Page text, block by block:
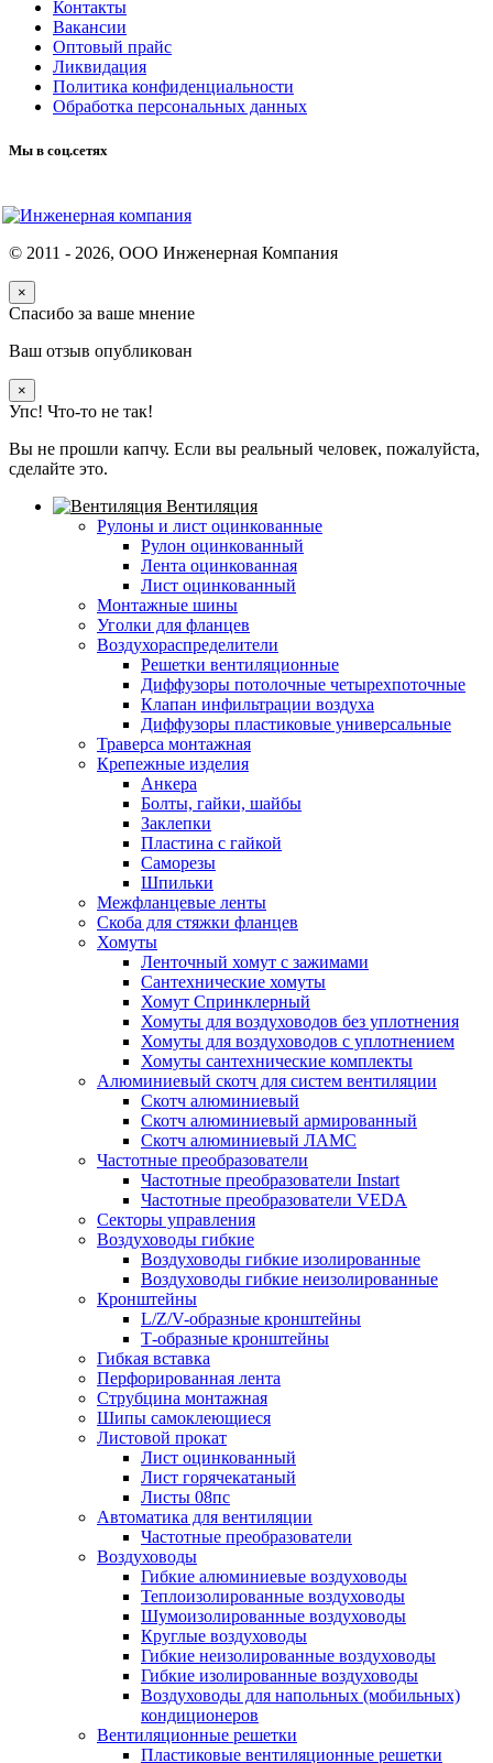
Контакты
Вакансии
Оптовый прайс
Ликвидация
Политика конфиденциальности
Обработка персональных данных
Мы в соц.сетях
© 2011 - 2026, ООО Инженерная Компания
×
Спасибо за ваше мнение
Ваш отзыв опубликован
×
Упс! Что-то не так!
Вы не прошли капчу. Если вы реальный человек, пожалуйста,
сделайте это.
Вентиляция
Рулоны и лист оцинкованные
Рулон оцинкованный
Лента оцинкованная
Лист оцинкованный
Монтажные шины
Уголки для фланцев
Воздухораспределители
Решетки вентиляционные
Диффузоры потолочные четырехпоточные
Клапан инфильтрации воздуха
Диффузоры пластиковые универсальные
Траверса монтажная
Крепежные изделия
Анкера
Болты, гайки, шайбы
Заклепки
Пластина с гайкой
Саморезы
Шпильки
Межфланцевые ленты
Скоба для стяжки фланцев
Хомуты
Ленточный хомут с зажимами
Сантехнические хомуты
Хомут Спринклерный
Хомуты для воздуховодов без уплотнения
Хомуты для воздуховодов с уплотнением
Хомуты сантехнические комплекты
Алюминиевый скотч для систем вентиляции
Скотч алюминиевый
Скотч алюминиевый армированный
Скотч алюминиевый ЛАМС
Частотные преобразователи
Частотные преобразователи Instart
Частотные преобразователи VEDA
Секторы управления
Воздуховоды гибкие
Воздуховоды гибкие изолированные
Воздуховоды гибкие неизолированные
Кронштейны
L/Z/V-образные кронштейны
Т-образные кронштейны
Гибкая вставка
Перфорированная лента
Струбцина монтажная
Шипы самоклеющиеся
Листовой прокат
Лист оцинкованный
Лист горячекатаный
Листы 08пс
Автоматика для вентиляции
Частотные преобразователи
Воздуховоды
Гибкие алюминиевые воздуховоды
Теплоизолированные воздуховоды
Шумоизолированные воздуховоды
Круглые воздуховоды
Гибкие неизолированные воздуховоды
Гибкие изолированные воздуховоды
Воздуховоды для напольных (мобильных)
кондиционеров
Вентиляционные решетки
Пластиковые вентиляционные решетки